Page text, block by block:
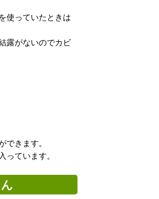
使っていたときは
露がないのでカビ
できます。
っています。